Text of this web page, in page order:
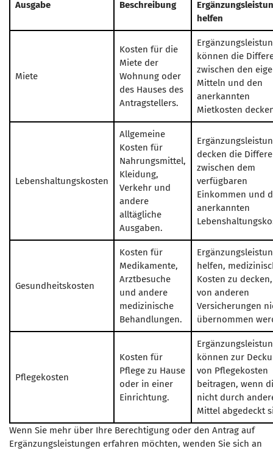
Ausgabe Beschreibung
helfen
Miete
Kosten für die
Miete der
Wohnung oder
des Hauses des
Antragstellers.
können die
zwischen den
Mitteln und den
anerkannten
Mietkosten
Lebenshaltungskosten
Allgemeine
Kosten für
Nahrungsmittel,
Kleidung,
Verkehr und
andere
alltägliche
Ausgaben.
decken die
zwischen dem
verfügbaren
Einkommen und
anerkannten
Gesundheitskosten
Kosten für
Medikamente,
Arztbesuche
und andere
medizinische
Behandlungen.
helfen,
Kosten zu
von anderen
Versicherungen
übernommen
Pflegekosten
Kosten für
Pflege zu Hause
oder in einer
Einrichtung.
können zur
von Pflegekosten
beitragen, wenn
nicht durch
Mittel abgedeckt
Wenn Sie mehr über Ihre Berechtigung oder den Antrag auf
Ergänzungsleistungen erfahren möchten, wenden Sie sich an